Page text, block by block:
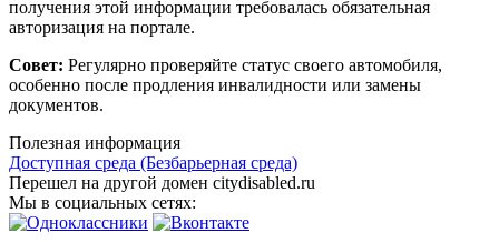
получения этой информации требовалась обязательная
авторизация на портале.
Совет: Регулярно проверяйте статус своего автомобиля,
особенно после продления инвалидности или замены
документов.
Полезная информация
Доступная среда (Безбарьерная среда)
Перешел на другой домен citydisabled.ru
Мы в социальных сетях: